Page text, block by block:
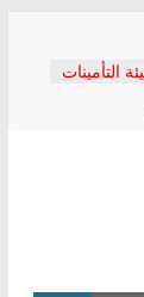
التأمينات
لا ينهي
بكشف
إلى
“الحق